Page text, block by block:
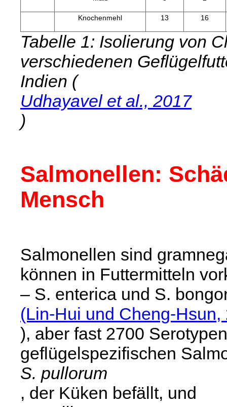
Knochenmehl 13 16
Tabelle 1: Isolierung von
verschiedenen
Indien (
Udhayavel et al., 2017
)
Salmonellen:
Mensch
Salmonellen sind
können in Futtermitteln
– S. enterica und S.
(Lin-Hui und Cheng-Hsun,
), aber fast 2700
geflügelspezifischen
S. pullorum
, der Küken befällt, und